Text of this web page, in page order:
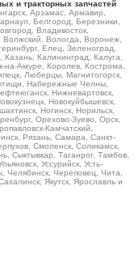
и тракторных запчастей
Арзамас, Армавир,
Белгород, Березники,
Владивосток,
Волжский, Вологда, Воронеж,
Елец, Зеленоград,
Казань, Калининград, Калуга,
на-Амуре, Королев, Кострома,
Люберцы, Магнитогорск,
Набережные Челны,
Нижневартовск,
Новокуйбышевск,
Ногинск, Норильск,
Орехово-Зуево, Орск,
Камчатский,
Рязань, Самара, Санкт-
Смоленск, Соликамск,
Сыктывкар, Таганрог, Тамбов,
Уссурийск, Усть-
Челябинск, Череповец, Чита,
Якутск, Ярославль и